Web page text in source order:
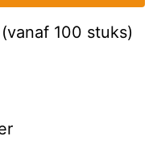
100 stuks)